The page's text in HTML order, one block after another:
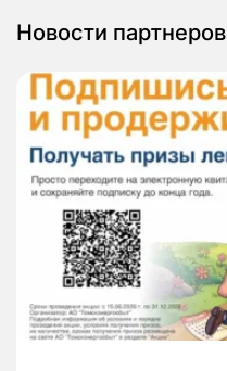
Новости партнеров